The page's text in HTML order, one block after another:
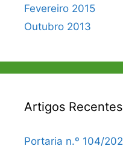
Fevereiro 2015
Outubro 2013
Artigos Recentes
Portaria n.º 104/